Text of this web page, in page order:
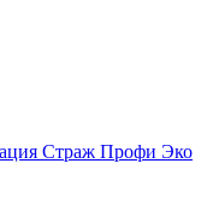
Страж Профи Эко